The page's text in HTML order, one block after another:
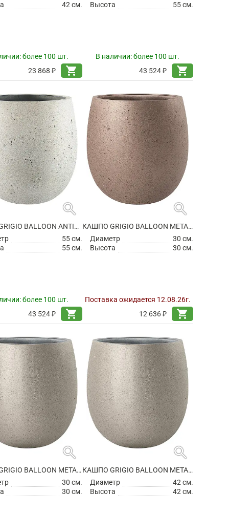
42 см.
более 100 шт.
23 868 ₽
shopping_cart
Высота
55 см.
В наличии:более 100 шт.
43 524 ₽
shopping_cart
search
КАШПО GRIGIO BALLOON ANTIQUE WHITE
55 см.
55 см.
более 100 шт.
43 524 ₽
shopping_cart
search
КАШПО GRIGIO BALLOON METALLIC BRONZE
Диаметр
30 см.
Высота
30 см.
Поставка ожидается 12.08.26г.
12 636 ₽
shopping_cart
search
КАШПО GRIGIO BALLOON METALLIC CHAMPAGNE
30 см.
30 см.
search
КАШПО GRIGIO BALLOON METALLIC CHAMPAGNE
Диаметр
42 см.
Высота
42 см.